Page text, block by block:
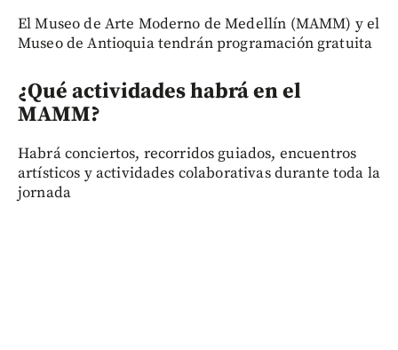
El Museo de Arte Moderno de Medellín (MAMM) y el
Museo de Antioquia tendrán programación gratuita
¿Qué actividades habrá en el
MAMM?
Habrá conciertos, recorridos guiados, encuentros
artísticos y actividades colaborativas durante toda la
jornada